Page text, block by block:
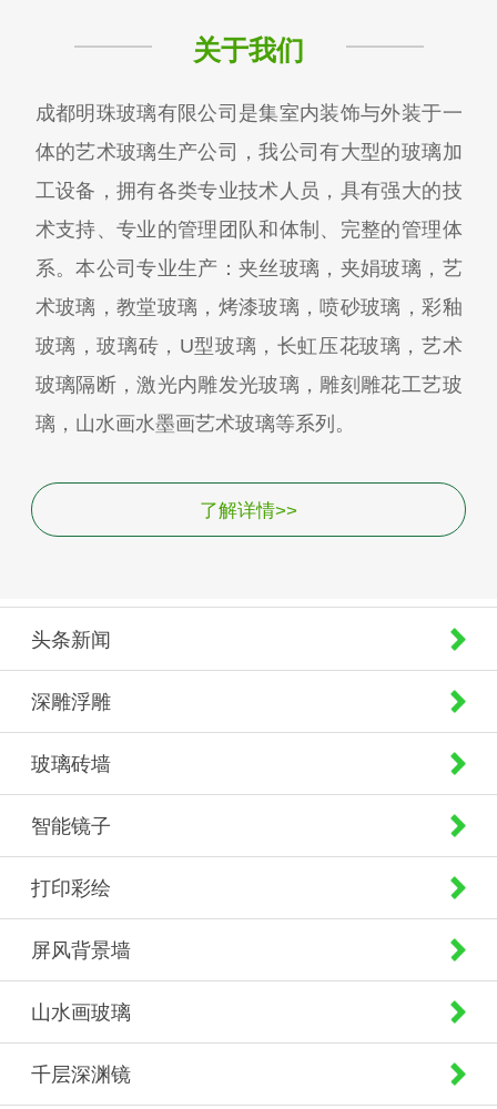
关于我们
成都明珠玻璃有限公司是集室内装饰与外装于一
体的艺术玻璃生产公司，我公司有大型的玻璃加
工设备，拥有各类专业技术人员，具有强大的技
术支持、专业的管理团队和体制、完整的管理体
系。本公司专业生产：夹丝玻璃，夹娟玻璃，艺
术玻璃，教堂玻璃，烤漆玻璃，喷砂玻璃，彩釉
玻璃，玻璃砖，U型玻璃，长虹压花玻璃，艺术
玻璃隔断，激光内雕发光玻璃，雕刻雕花工艺玻
璃，山水画水墨画艺术玻璃等系列。
了解详情>>
头条新闻
深雕浮雕
玻璃砖墙
智能镜子
打印彩绘
屏风背景墙
山水画玻璃
千层深渊镜